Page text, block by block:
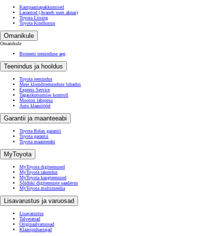
Kampaaniapakkumised
Laoautod (Avaneb uues aknas)
Toyota Liising
Toyota Kindlustus
Omanikule
Omanikule
Broneeri teeninduse aeg
Teenindus ja hooldus
Toyota teenindus
Meie klienditeeninduse lubadus
Express Service
Tagasikutsumise kontroll
Mootori läbipesu
Auto klaasitööd
Garantii ja maanteeabi
Toyota Relax garantii
Toyota garantii
Toyota maanteeabi
MyToyota
MyToyota digiteenused
MyToyota rakendus
MyToyota kaugteenused
Sõiduki digiteenuste saadavus
MyToyota multimeedia
Lisavarustus ja varuosad
Lisavarustus
Talverattad
Originaalvaruosad
Klaasipuhastajad